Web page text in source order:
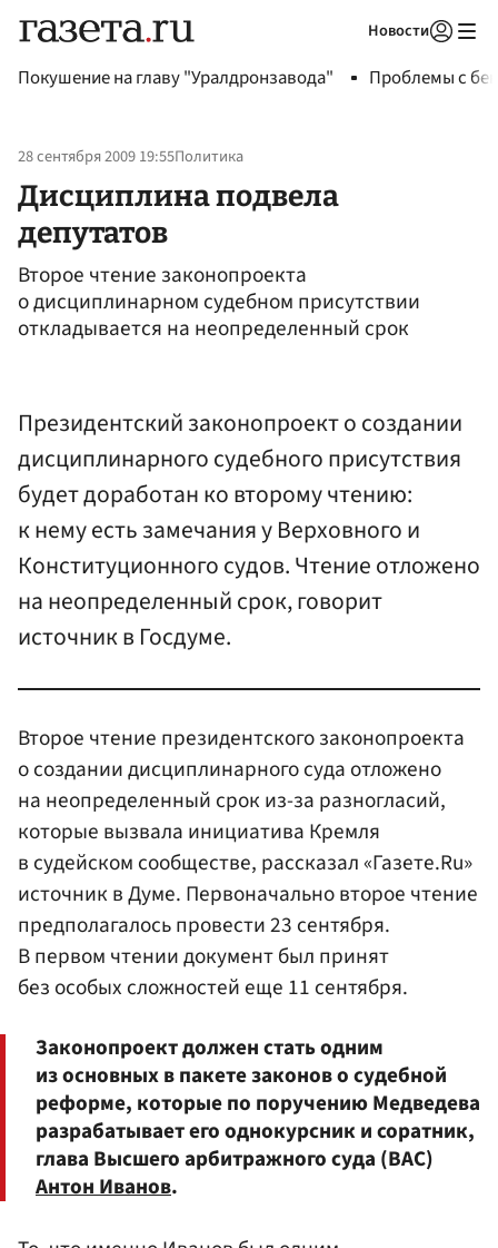
Новости
Покушение на главу "Уралдронзавода" Проблемы с
28 сентября 2009 19:55Политика
Дисциплина подвела
депутатов
Второе чтение законопроекта
о дисциплинарном судебном присутствии
откладывается на неопределенный срок
Президентский законопроект о создании
дисциплинарного судебного присутствия
будет доработан ко второму чтению:
к нему есть замечания у Верховного и
Конституционного судов. Чтение отложено
на неопределенный срок, говорит
источник в Госдуме.
Второе чтение президентского законопроекта
о создании дисциплинарного суда отложено
на неопределенный срок из-за разногласий,
которые вызвала инициатива Кремля
в судейском сообществе, рассказал «Газете.Ru»
источник в Думе. Первоначально второе чтение
предполагалось провести 23 сентября.
В первом чтении документ был принят
без особых сложностей еще 11 сентября.
Законопроект должен стать одним
из основных в пакете законов о судебной
реформе, которые по поручению Медведева
разрабатывает его однокурсник и соратник,
глава Высшего арбитражного суда (ВАС)
Антон Иванов.